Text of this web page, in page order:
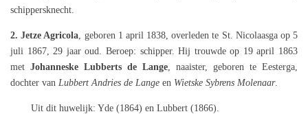
schippersknecht.
2. Jetze Agricola, geboren 1 april 1838, overleden te St. Nicolaasga op 5
juli 1867, 29 jaar oud. Beroep: schipper. Hij trouwde op 19 april 1863
met Johanneske Lubberts de Lange, naaister, geboren te Eesterga,
dochter van Lubbert Andries de Lange en Wietske Sybrens Molenaar.
Uit dit huwelijk: Yde (1864) en Lubbert (1866).